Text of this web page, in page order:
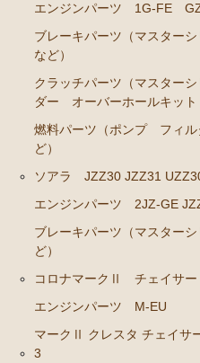
ーズシリンダー オーバ
足回りパーツ（アッパ
ルジョイント ブッシュ
燃料パーツ（ポンプ フ
駆動パーツ（センターサ
エアコン ヒーター関係
マークⅡ クレスタ チェ
エンジンパーツ 1JZ-GTE
エンジンパーツ 1G-FE
エンジンパーツ 1G-FE
ブレーキパーツ（マスタ
など）
クラッチパーツ（マスター
ダー オーバーホールキッ
燃料パーツ（ポンプ フィ
ど）
ソアラ JZZ30 JZZ31
エンジンパーツ 2JZ-GE
ブレーキパーツ（マスタ
ど）
コロナマークⅡ チェイサ
エンジンパーツ M-EU
マークⅡ クレスタ チェイサ
3